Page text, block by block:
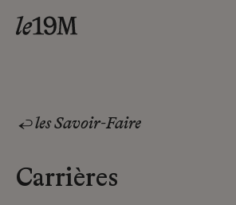
les Savoir-Faire
Carrières